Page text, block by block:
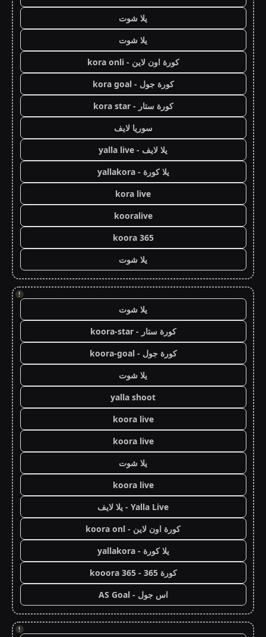
يلا شوت
يلا شوت
كورة اون لاين - kora onli
كورة جول - kora goal
كورة ستار - kora star
سوريا لايف
يلا لايف - yalla live
يلا كورة - yallakora
kora live
kooralive
koora 365
يلا شوت
!
يلا شوت
كورة ستار - koora-star
كورة جول - koora-goal
يلا شوت
yalla shoot
koora live
koora live
يلا شوت
koora live
Yalla Live - يلا لايف
كورة اون لاين - koora onl
يلا كورة - yallakora
كورة 365 - kooora 365
اس جول - AS Goal
!